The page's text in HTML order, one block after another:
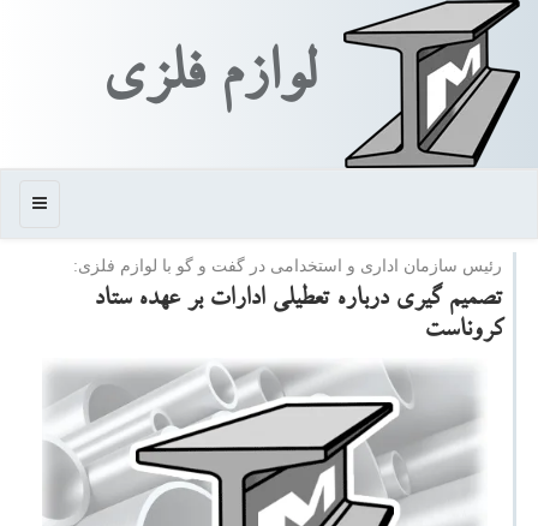
لوازم فلزی
منو
رئیس سازمان اداری و استخدامی در گفت و گو با لوازم فلزی:
تصمیم گیری درباره تعطیلی ادارات بر عهده ستاد
كروناست